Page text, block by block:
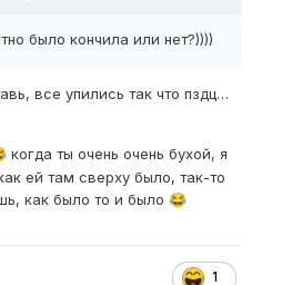
было кончила или нет?))))
все упились так что пздц…
когда ты очень очень бухой, я
ей там сверху было, так-то
как было то и было 😂
1